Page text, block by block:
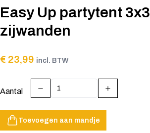
Easy Up partytent 3x3
zijwanden
€ 23,99 incl. BTW
Aantal
Toevoegen aan mandje